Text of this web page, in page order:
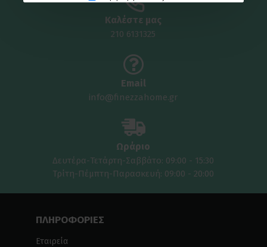
Καλέστε μας
210 6131325
Email
info@finezzahome.gr
Ωράριο
Δευτέρα-Τετάρτη-Σαββάτο: 09:00 - 15:30
Τρίτη-Πέμπτη-Παρασκευή: 09:00 - 20:00
ΠΛΗΡΟΦΟΡΙΕΣ
Εταιρεία